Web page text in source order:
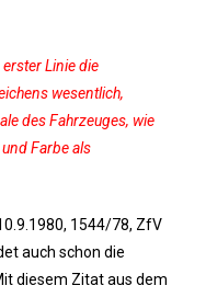
Linie die
wesentlich,
des Fahrzeuges, wie
Farbe als
1544/78, ZfV
auch schon die
diesem Zitat aus dem